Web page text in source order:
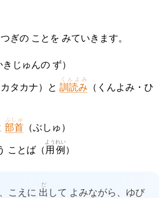
ぎの ことを みていきます。
じゅんの ず）
タカナ）と 訓読み
くんよみ
（くんよみ・ひ
部首
ぶしゅ
（ぶしゅ）
ことば（ 用例
ようれい
）
こえに 出
だ
して よみながら、ゆび